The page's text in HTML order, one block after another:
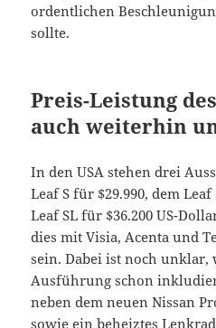
ordentlichen
sollte.
Preis-Leistung
auch weiterhin
In den USA stehen drei
Leaf S für $29.990, dem
Leaf SL für $36.200 US-
dies mit Visia, Acenta und
sein. Dabei ist noch unklar,
Ausführung schon
neben dem neuen Nissan
sowie ein beheiztes